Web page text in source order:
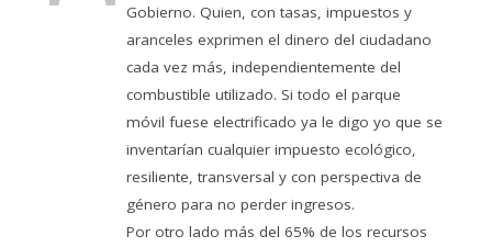
Gobierno. Quien, con tasas, impuestos y
aranceles exprimen el dinero del ciudadano
cada vez más, independientemente del
combustible utilizado. Si todo el parque
móvil fuese electrificado ya le digo yo que se
inventarían cualquier impuesto ecológico,
resiliente, transversal y con perspectiva de
género para no perder ingresos.
Por otro lado más del 65% de los recursos